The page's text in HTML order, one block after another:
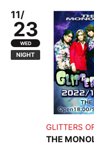
11/
23
WED
NIGHT
GLITTERS
THE